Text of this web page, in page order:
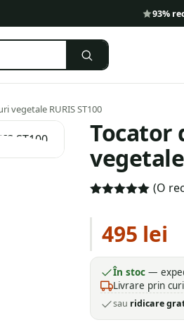
93%
vegetale RURIS ST100
Tocator
vegetale
5.00
pe baza
unei
singure
evaluări
(O
495 lei
În stoc —
Livrare prin
sau ridicare